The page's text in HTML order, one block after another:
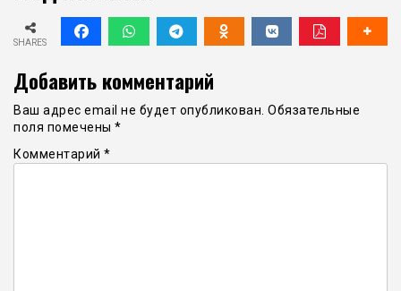
SHARES
Добавить комментарий
Ваш адрес email не будет опубликован. Обязательные
поля помечены *
Комментарий *